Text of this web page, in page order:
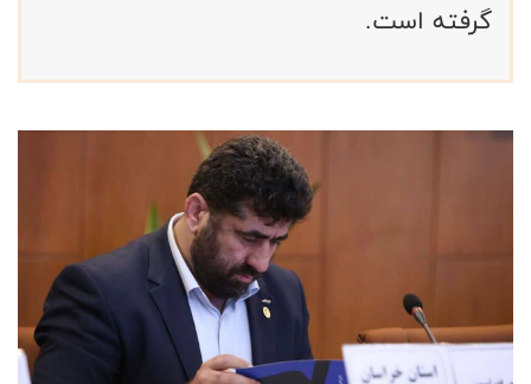
گرفته است.